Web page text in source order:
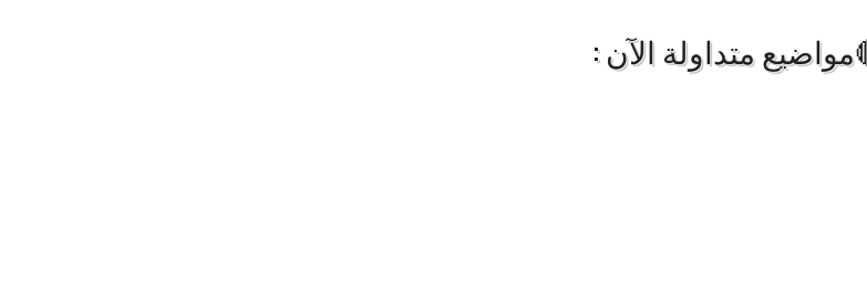
متداولة الآن :